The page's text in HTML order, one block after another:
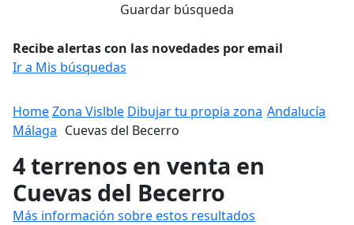
Guardar búsqueda
Recibe alertas con las novedades por email
Ir a Mis búsquedas
HomeZona Vislble Dibujar tu propia zona Andalucía
Málaga Cuevas del Becerro
4 terrenos en venta en
Cuevas del Becerro
Más información sobre estos resultados